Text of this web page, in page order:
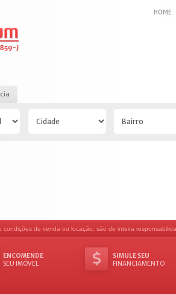
HOME
condições de venda ou locação, são de inteira
ENCOMENDE
SEU IMÓVEL
SIMULE SEU
FINANCIAMENTO